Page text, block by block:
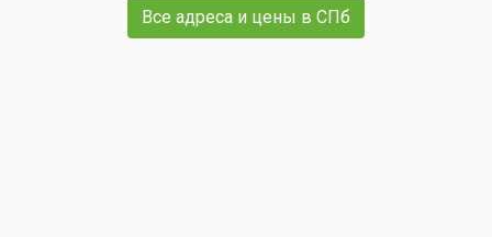
Все адреса и цены в СПб